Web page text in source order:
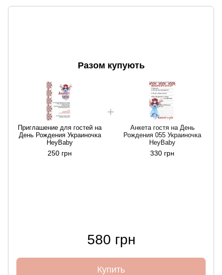
Разом купують
Приглашение для гостей на
День Рождения Украиночка
HeyBaby
250 грн
Анкета гостя на День
Рождения 055 Украиночка
HeyBaby
330 грн
580 грн
Купить